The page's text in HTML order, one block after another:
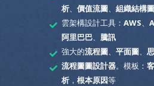
析、 價值流圖、 組織結構圖
雲架構設計工具： AWS
阿里巴巴、 騰訊
強大的流程圖、 平面圖、
流程圖圖設計器。模板：
析， 根本原因等